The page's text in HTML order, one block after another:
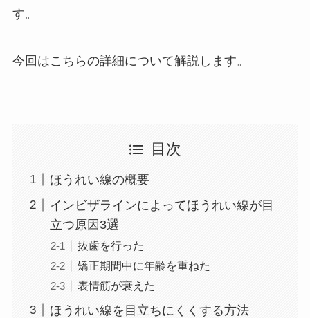
す。
今回はこちらの詳細について解説します。
目次
ほうれい線の概要
インビザラインによってほうれい線が目
立つ原因3選
抜歯を行った
矯正期間中に年齢を重ねた
表情筋が衰えた
ほうれい線を目立ちにくくする方法